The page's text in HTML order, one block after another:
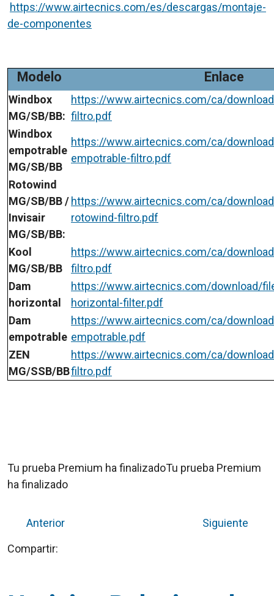
https://www.airtecnics.com/es/descargas/montaje-
de-componentes
Modelo Enlace
Windbox
MG/SB/BB:
https://www.airtecnics.com/ca/
filtro.pdf
Windbox
empotrable
MG/SB/BB
https://www.airtecnics.com/ca/
empotrable-filtro.pdf
Rotowind
MG/SB/BB /
Invisair
MG/SB/BB:
https://www.airtecnics.com/ca/
rotowind-filtro.pdf
Kool
MG/SB/BB
https://www.airtecnics.com/ca/
filtro.pdf
Dam
horizontal
https://www.airtecnics.com/download/
horizontal-filter.pdf
Dam
empotrable
https://www.airtecnics.com/ca/
empotrable.pdf
ZEN
MG/SSB/BB
https://www.airtecnics.com/ca/
filtro.pdf
Tu prueba Premium ha finalizadoTu prueba Premium
ha finalizado
Anterior
Siguiente
Compartir: